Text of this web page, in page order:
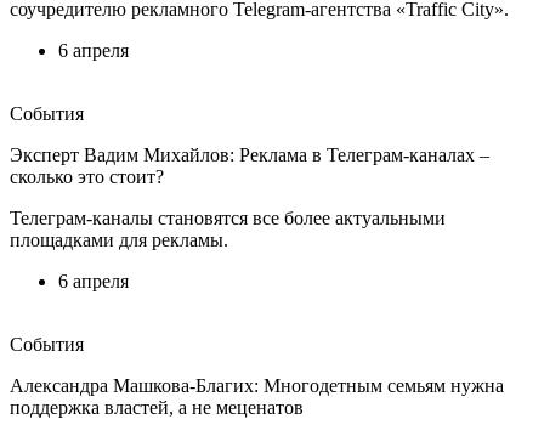
соучредителю рекламного Telegram-агентства «Traffic City».
6 апреля
События
Эксперт Вадим Михайлов: Реклама в Телеграм-каналах –
сколько это стоит?
Телеграм-каналы становятся все более актуальными
площадками для рекламы.
6 апреля
События
Александра Машкова-Благих: Многодетным семьям нужна
поддержка властей, а не меценатов